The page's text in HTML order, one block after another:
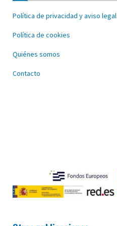
Política de privacidad y aviso legal
Política de cookies
Quiénes somos
Contacto